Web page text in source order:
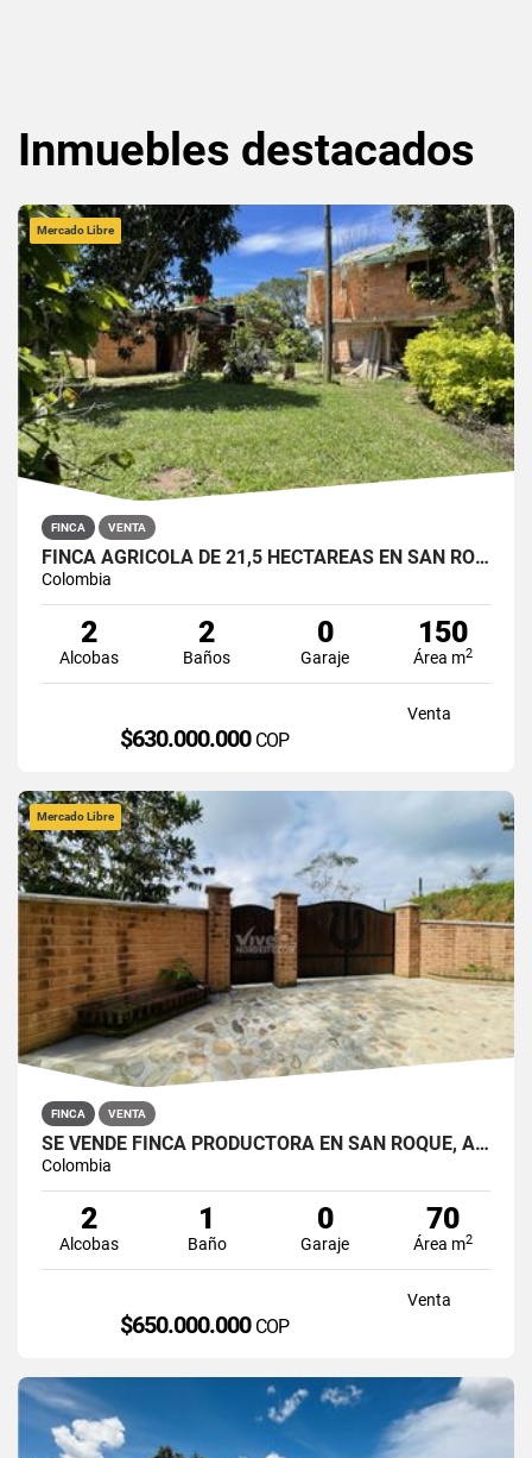
Inmuebles destacados
Mercado Libre
FINCA VENTA
FINCA AGRÍCOLA DE 21,5 HECTÁREAS EN SAN ROQUE, ANTIOQUIA
Colombia
2
Alcobas
2
Baños
0
Garaje
150
Área m2
Venta
$630.000.000 COP
Mercado Libre
FINCA VENTA
SE VENDE FINCA PRODUCTORA EN SAN ROQUE, ANTIOQUIA
Colombia
2
Alcobas
1
Baño
0
Garaje
70
Área m2
Venta
$650.000.000 COP